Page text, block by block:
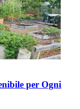
per Ogni